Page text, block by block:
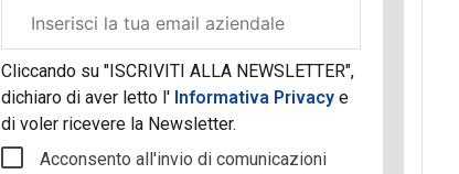
aziendale
Cliccando su "ISCRIVITI ALLA NEWSLETTER",
dichiaro di aver letto l'Informativa Privacy e
di voler ricevere la Newsletter.
Acconsento all'invio di comunicazioni